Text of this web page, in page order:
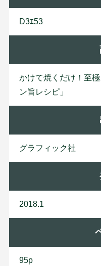
D3ｴ53
かけて焼くだけ！至
ン旨レシピ」
グラフ ィ ッ ク社
2018.1
95p